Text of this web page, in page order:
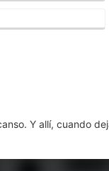
Y allí, cuando